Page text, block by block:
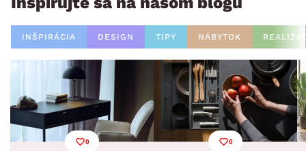
INŠPIRÁCIA DESIGN TIPY NÁBYTOK
0 0